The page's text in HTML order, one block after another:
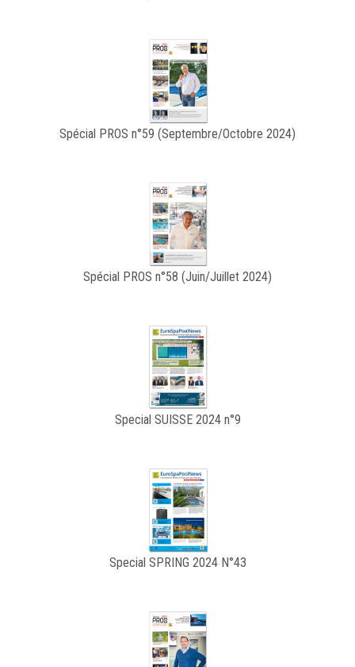
Spécial PROS n°59 (Septembre/Octobre 2024)
Spécial PROS n°58 (Juin/Juillet 2024)
Special SUISSE 2024 n°9
Special SPRING 2024 N°43